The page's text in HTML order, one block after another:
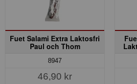
Fuet Salami Extra Laktosfri
Paul och Thom
8947
46,90 kr